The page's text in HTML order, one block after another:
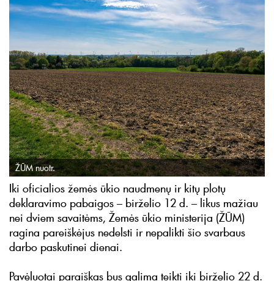
ŽŪM nuotr.
Iki oficialios žemės ūkio naudmenų ir kitų plotų
deklaravimo pabaigos – birželio 12 d. – likus mažiau
nei dviem savaitėms, Žemės ūkio ministerija (ŽŪM)
ragina pareiškėjus nedelsti ir nepalikti šio svarbaus
darbo paskutinei dienai.
Pavėluotai paraiškas bus galima teikti iki birželio 22 d.